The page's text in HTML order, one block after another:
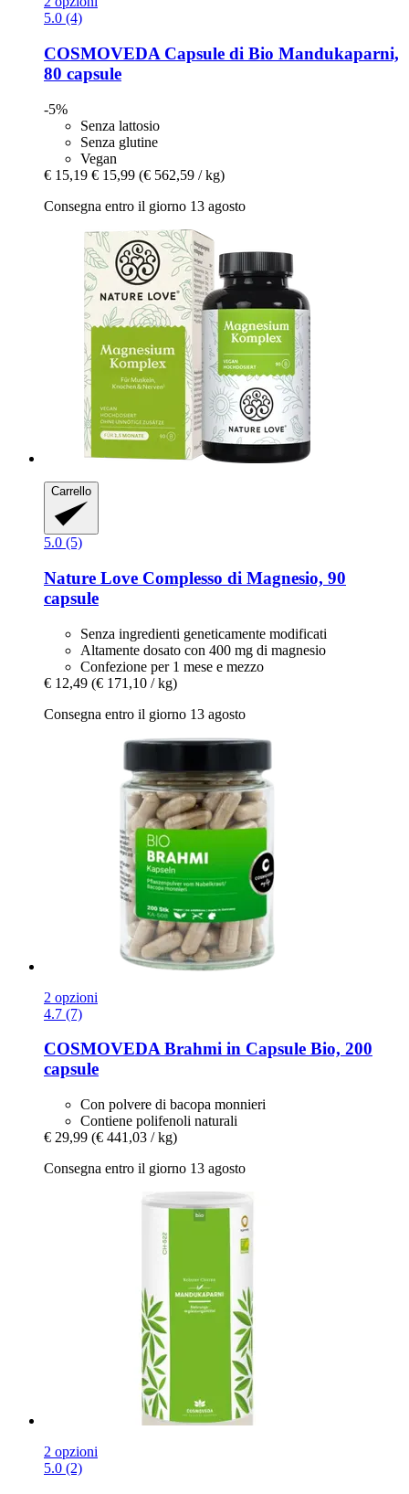
5.0 (4)
COSMOVEDA Capsule di Bio Mandukaparni,
80 capsule
-5%
Senza lattosio
Senza glutine
Vegan
€ 15,19 € 15,99 (€ 562,59 / kg)
Consegna entro il giorno 13 agosto
Carrello
5.0 (5)
Nature Love Complesso di Magnesio, 90
capsule
Senza ingredienti geneticamente modificati
Altamente dosato con 400 mg di magnesio
Confezione per 1 mese e mezzo
€ 12,49 (€ 171,10 / kg)
Consegna entro il giorno 13 agosto
2 opzioni
4.7 (7)
COSMOVEDABrahmi in Capsule Bio, 200
capsule
Con polvere di bacopa monnieri
Contiene polifenoli naturali
€ 29,99 (€ 441,03 / kg)
Consegna entro il giorno 13 agosto
2 opzioni
5.0 (2)